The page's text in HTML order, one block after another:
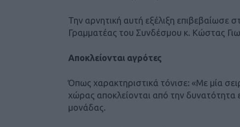
Την αρνητική αυτή εξέλιξη επιβεβαίωσε
Γραμματέας του Συνδέσμου κ. Κώστας
Αποκλείονται αγρότες
Όπως χαρακτηριστικά τόνισε: «Με μία
χώρας αποκλείονται από την
μονάδας.